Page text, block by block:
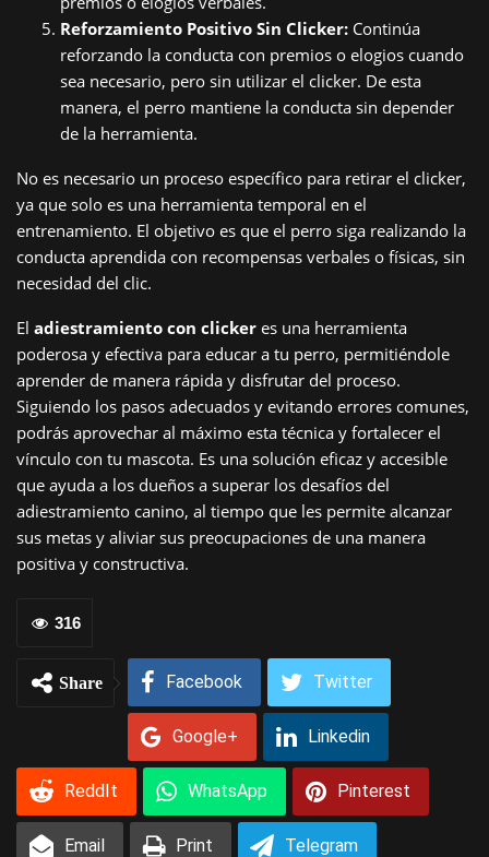
Reforzamiento Positivo Sin Clicker: Continúa
reforzando la conducta con premios o elogios cuando
sea necesario, pero sin utilizar el clicker. De esta
manera, el perro mantiene la conducta sin depender
de la herramienta.
No es necesario un proceso específico para retirar el clicker,
ya que solo es una herramienta temporal en el
entrenamiento. El objetivo es que el perro siga realizando la
conducta aprendida con recompensas verbales o físicas, sin
necesidad del clic.
El adiestramiento con clicker es una herramienta
poderosa y efectiva para educar a tu perro, permitiéndole
aprender de manera rápida y disfrutar del proceso.
Siguiendo los pasos adecuados y evitando errores comunes,
podrás aprovechar al máximo esta técnica y fortalecer el
vínculo con tu mascota. Es una solución eficaz y accesible
que ayuda a los dueños a superar los desafíos del
adiestramiento canino, al tiempo que les permite alcanzar
sus metas y aliviar sus preocupaciones de una manera
positiva y constructiva.
316
Share Facebook Twitter
Google+ Linkedin
ReddIt WhatsApp Pinterest
Email Print Telegram